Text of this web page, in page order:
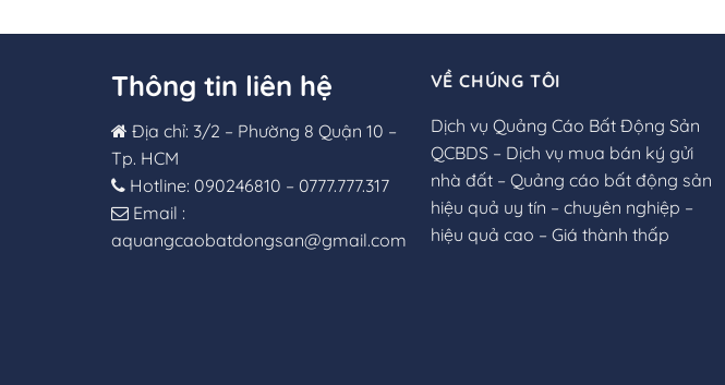
Thông tin liên hệ
Địa chỉ: 3/2 – Phường 8 Quận 10 –
Tp. HCM
Hotline: 090246810 – 0777.777.317
Email :
aquangcaobatdongsan@gmail.com
VỀ CHÚNG TÔI
Dịch vụ Quảng Cáo Bất Động Sản
QCBDS – Dịch vụ mua bán ký gửi
nhà đất – Quảng cáo bất động sản
hiệu quả uy tín – chuyên nghiệp –
hiệu quả cao – Giá thành thấp